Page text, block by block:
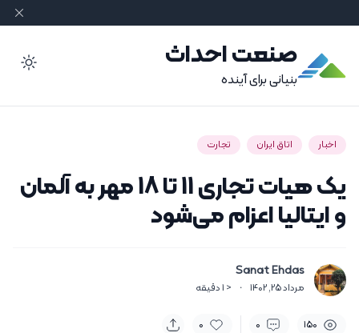
صنعت احداث
بنیانی برای آینده
اخبار اتاق ایران تجارت
یک هیات تجاری 11 تا 18 مهر به آلمان
و ایتالیا اعزام می‌شود
Sanat Ehdas
مرداد 25, 1402 ·
< 1 دقیقه
150
0
0